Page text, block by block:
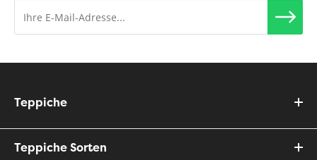
Teppiche
Teppiche Sorten